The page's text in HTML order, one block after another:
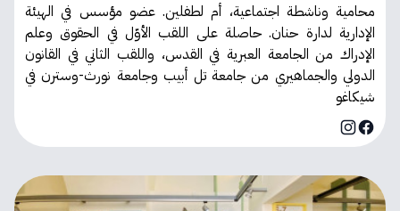
محامية وناشطة اجتماعية، أم لطفلين. عضو مؤسس في الهيئة
الإدارية لدارة حنان. حاصلة على اللقب الأوّل في الحقوق وعلم
الإدراك من الجامعة العبرية في القدس، واللقب الثاني في القانون
الدولي والجماهيري من جامعة تل أبيب وجامعة نورث-وسترن في
شيكاغو
Facebook
Instagram